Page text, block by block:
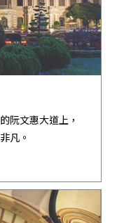
阮文惠大道上，
凡。